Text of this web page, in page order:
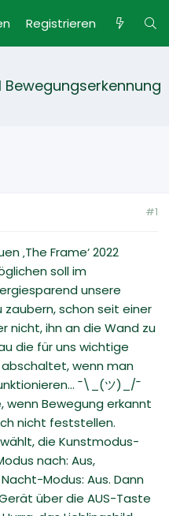
Registrieren
#1
‚The Frame‘ 2022
soll im
unsere
zaubern, schon seit einer
nicht, ihn an die Wand zu
die für uns wichtige
wenn man
¯\_(ツ)_/¯
wenn Bewegung erkannt
nicht feststellen.
die Kunstmodus-
nach: Aus,
Modus: Aus. Dann
über die AUS-Taste